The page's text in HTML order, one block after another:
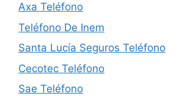
Axa Teléfono
Teléfono De Inem
Santa Lucía Seguros Teléfono
Cecotec Teléfono
Sae Teléfono